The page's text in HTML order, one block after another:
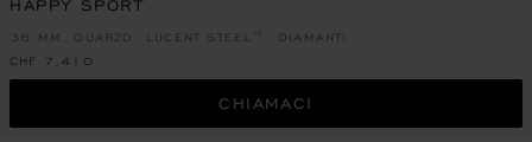
HAPPY SPORT
36 MM, QUARZO, LUCENT STEEL™, DIAMANTI
CHF 7,410
CHIAMACI